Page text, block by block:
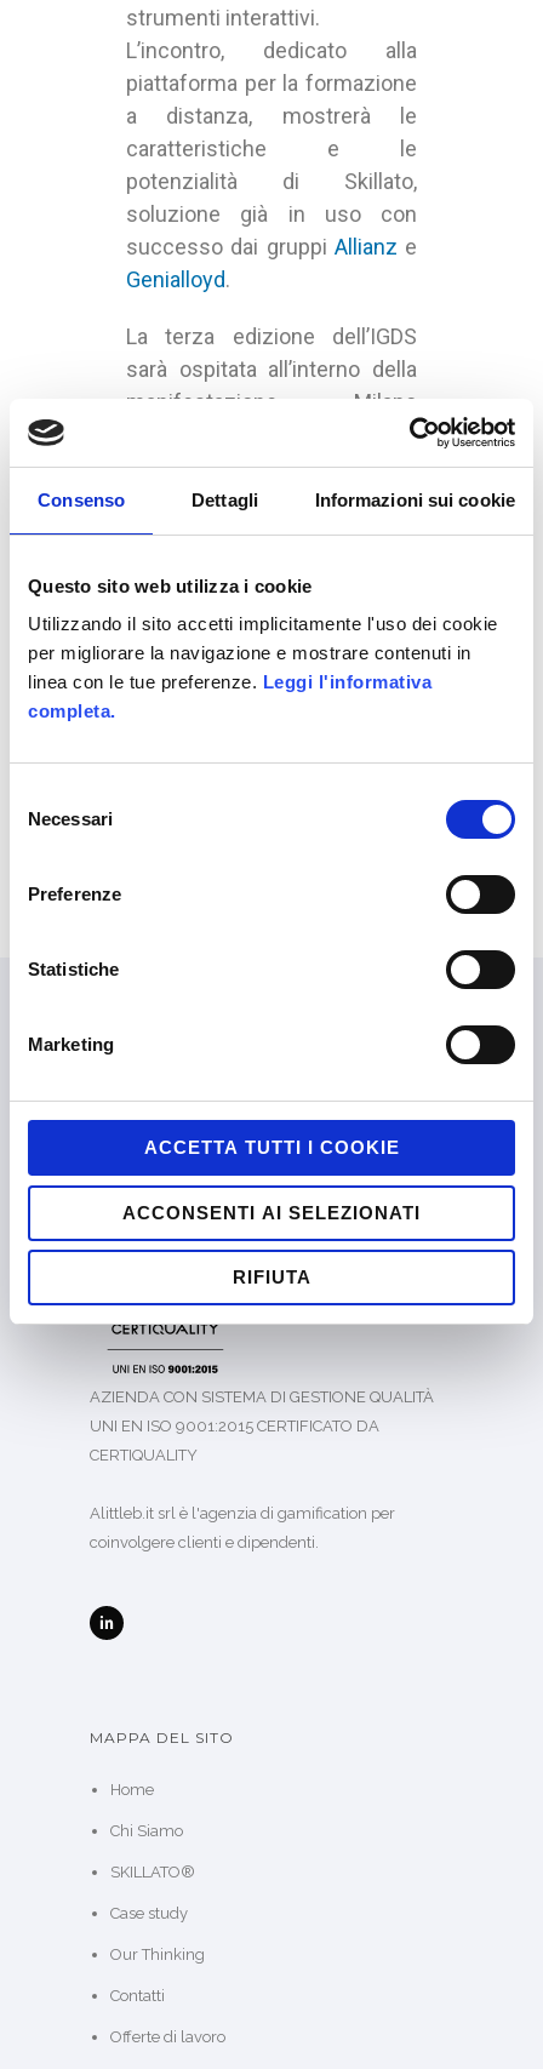
Consenso Dettagli Informazioni sui cookie
Questo sito web utilizza i cookie
Utilizzando il sito accetti implicitamente l'uso dei cookie
per migliorare la navigazione e mostrare contenuti in
linea con le tue preferenze. Leggi l'informativa
completa.
delNecessari
Preferenze
Statistiche
Marketing
ACCETTA TUTTI I COOKIE
ACCONSENTI AI SELEZIONATI
RIFIUTA
strumenti interattivi.
L’incontro, dedicato alla
piattaforma per la formazione
a distanza, mostrerà le
caratteristiche e le
potenzialità di Skillato,
soluzione già in uso con
successo dai gruppi Allianz e
Genialloyd.
La terza edizione dell’IGDS
sarà ospitata all’interno della
manifestazione Milano
Games Week! presso il MiCo
(Milano Congressi).
Entrata MiCo vicino al GATE 4
(Viale Scarampo corner Viale
UNDER :BUSINESS AREA,E-LEARNING,
GAME-BASED BUSINESS SOLUTION,
GAME-BASED MARKETING,
LINGUE
ALITTLEB.IT | ZUCCHETTI GROUP
AZIENDA CON SISTEMA DI GESTIONE QUALITÀ
UNI EN ISO 9001:2015 CERTIFICATO DA
CERTIQUALITY
Alittleb.it srl è l'agenzia di gamification per
coinvolgere clienti e dipendenti.
MAPPA DEL SITO
Home
Chi Siamo
SKILLATO®
Case study
Our Thinking
Contatti
Offerte di lavoro